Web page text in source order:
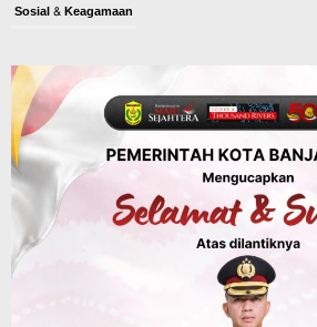
Sosial & Keagamaan
Jamnas XII Cibubur,
Peserta Berkebutuhan
Agustus 9, 2026
Budaya & Pariwisata
Bunda PAUD Banjarmasin
Belajar Sambil Lihat
Literasi di Taman Jahri